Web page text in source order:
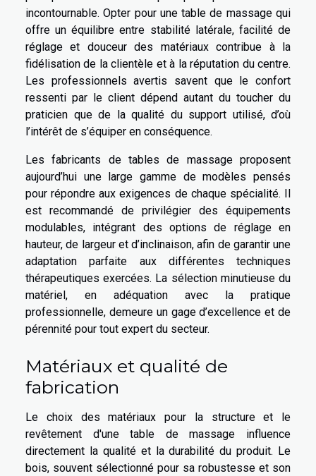
incontournable. Opter pour une table de massage qui
offre un équilibre entre stabilité latérale, facilité de
réglage et douceur des matériaux contribue à la
fidélisation de la clientèle et à la réputation du centre.
Les professionnels avertis savent que le confort
ressenti par le client dépend autant du toucher du
praticien que de la qualité du support utilisé, d’où
l’intérêt de s’équiper en conséquence.
Les fabricants de tables de massage proposent
aujourd’hui une large gamme de modèles pensés
pour répondre aux exigences de chaque spécialité. Il
est recommandé de privilégier des équipements
modulables, intégrant des options de réglage en
hauteur, de largeur et d’inclinaison, afin de garantir une
adaptation parfaite aux différentes techniques
thérapeutiques exercées. La sélection minutieuse du
matériel, en adéquation avec la pratique
professionnelle, demeure un gage d’excellence et de
pérennité pour tout expert du secteur.
Matériaux et qualité de
fabrication
Le choix des matériaux pour la structure et le
revêtement d'une table de massage influence
directement la qualité et la durabilité du produit. Le
bois, souvent sélectionné pour sa robustesse et son